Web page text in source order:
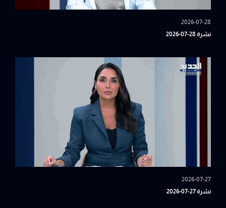
2026-07-28
نشرة 28-07-2026
2026-07-27
نشرة 27-07-2026